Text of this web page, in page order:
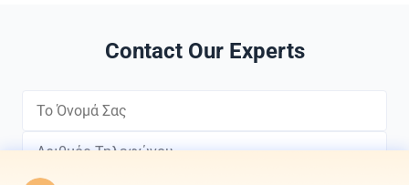
Contact Our Experts